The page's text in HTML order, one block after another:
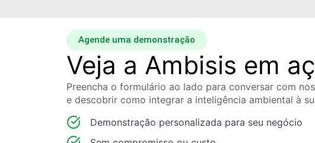
Agende uma demonstração
Veja a Ambisis em
Preencha o formulário ao lado para conversar com
e descobrir como integrar a inteligência ambiental à
Demonstração personalizada para seu negócio